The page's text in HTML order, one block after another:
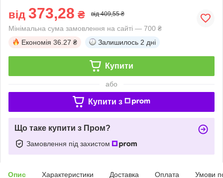
від 373,28 ₴ від 409,55 ₴
Мінімальна сума замовлення на сайті — 700 ₴
Економія 36.27 ₴ Залишилось 2 дні
Купити
або
Купити з
Що таке купити з Пром?
Замовлення під захистом
Опис Характеристики Доставка Оплата Умови